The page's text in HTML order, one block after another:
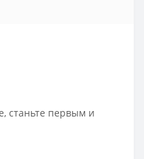
станьте первым и